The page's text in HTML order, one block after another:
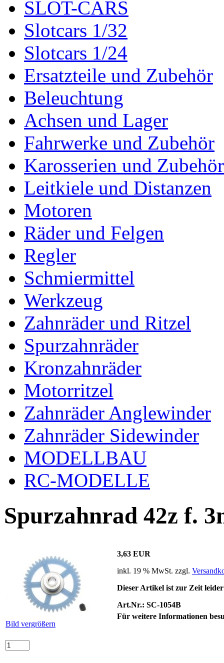
SLOT-CARS
Slotcars 1/32
Slotcars 1/24
Ersatzteile und Zubehör
Beleuchtung
Achsen und Lager
Fahrwerke und Zubehör
Karosserien und Zubehör
Leitkiele und Distanzen
Motoren
Räder und Felgen
Regler
Schmiermittel
Werkzeug
Zahnräder und Ritzel
Spurzahnräder
Kronzahnräder
Motorritzel
Zahnräder Anglewinder
Zahnräder Sidewinder
MODELLBAU
RC-MODELLE
Spurzahnrad 42z f.
Bild vergrößern
3,63 EUR
inkl. 19 % MwSt. zzgl.
Dieser Artikel ist zur Zeit
Art.Nr.: SC-1054B
Für weitere Informationen